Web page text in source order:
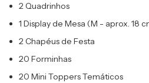
2 Quadrinhos
1 Display de Mesa (M - aprox. 18
2 Chapéus de Festa
20 Forminhas
20 Mini Toppers Temáticos